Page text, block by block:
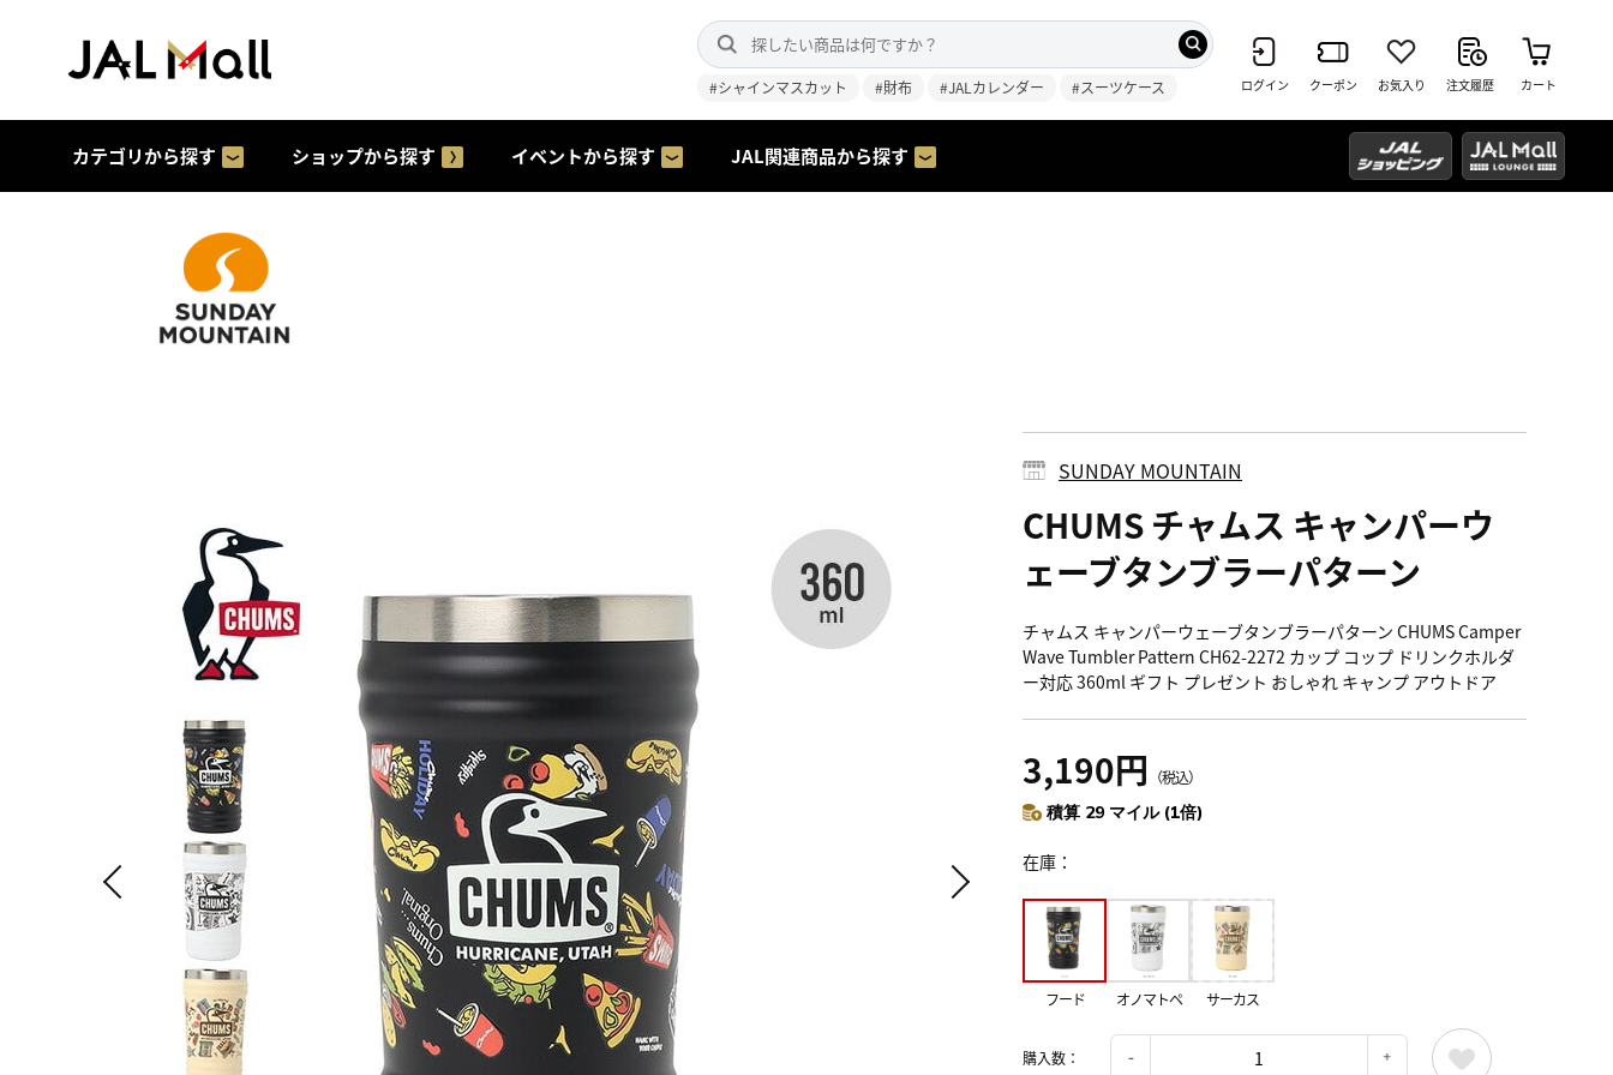
#シャインマスカット #財布 #JALカレンダー #スーツケース ログイン クーポン お気入り 注文履歴 カート
カテゴリから探す ショップから探す イベントから探す JAL関連商品から探す
SUNDAY MOUNTAIN
CHUMS チャムス キャンパーウ
ェーブタンブラーパターン
チャムス キャンパーウェーブタンブラーパターン CHUMS Camper
Wave Tumbler Pattern CH62-2272 カップ コップ ドリンクホルダ
ー対応 360ml ギフト プレゼント おしゃれ キャンプ アウトドア
3,190円 （税込）
積算 29 マイル (1倍)
在庫
フード オノマトペ サーカス
購入数：